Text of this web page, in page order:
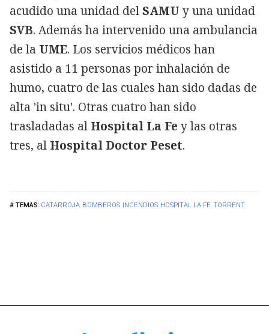
CATARROJA BOMBEROS INCENDIOS HOSPITAL LA FE TORRENT
acudido una unidad delSAMU y una unidad
SVB. Además ha intervenido una ambulancia
de la UME. Los servicios médicos han
asistido a 11 personas por inhalación de
humo, cuatro de las cuales han sido dadas de
alta 'in situ'. Otras cuatro han sido
trasladadas al Hospital La Fe y las otras
tres, al Hospital Doctor Peset.